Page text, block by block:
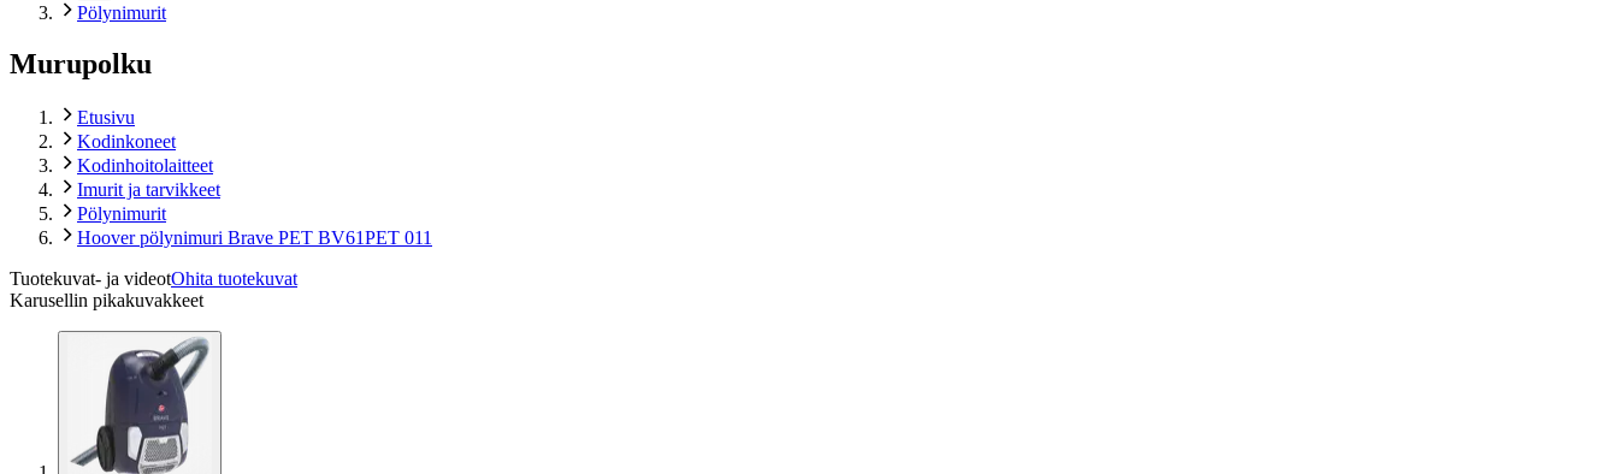
Pölynimurit
Murupolku
Etusivu
Kodinkoneet
Kodinhoitolaitteet
Imurit ja tarvikkeet
Pölynimurit
Hoover pölynimuri Brave PET BV61PET 011
Tuotekuvat- ja videotOhita tuotekuvat
Karusellin pikakuvakkeet